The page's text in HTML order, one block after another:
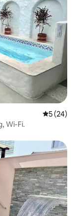
5 ud af 5 i
5 (24)
Wi-Fi.